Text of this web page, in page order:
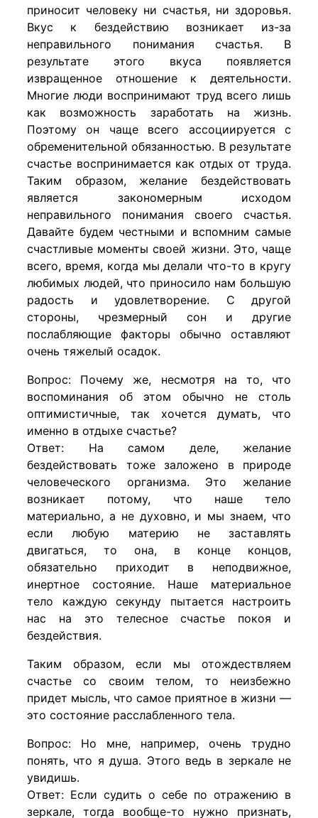
приносит человеку ни счастья, ни здоровья.
Вкус к бездействию возникает из-за
неправильного понимания счастья. В
результате этого вкуса появляется
извращенное отношение к деятельности.
Многие люди воспринимают труд всего лишь
как возможность заработать на жизнь.
Поэтому он чаще всего ассоциируется с
обременительной обязанностью. В результате
счастье воспринимается как отдых от труда.
Таким образом, желание бездействовать
является закономерным исходом
неправильного понимания своего счастья.
Давайте будем честными и вспомним самые
счастливые моменты своей жизни. Это, чаще
всего, время, когда мы делали что-то в кругу
любимых людей, что приносило нам большую
радость и удовлетворение. С другой
стороны, чрезмерный сон и другие
послабляющие факторы обычно оставляют
очень тяжелый осадок.
Вопрос: Почему же, несмотря на то, что
воспоминания об этом обычно не столь
оптимистичные, так хочется думать, что
именно в отдыхе счастье?
Ответ: На самом деле, желание
бездействовать тоже заложено в природе
человеческого организма. Это желание
возникает потому, что наше тело
материально, а не духовно, и мы знаем, что
если любую материю не заставлять
двигаться, то она, в конце концов,
обязательно приходит в неподвижное,
инертное состояние. Наше материальное
тело каждую секунду пытается настроить
нас на это телесное счастье покоя и
бездействия.
Таким образом, если мы отождествляем
счастье со своим телом, то неизбежно
придет мысль, что самое приятное в жизни —
это состояние расслабленного тела.
Вопрос: Но мне, например, очень трудно
понять, что я душа. Этого ведь в зеркале не
увидишь.
Ответ: Если судить о себе по отражению в
зеркале, тогда вообще-то нужно признать,